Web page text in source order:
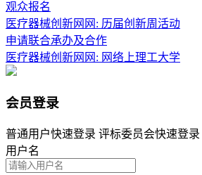
观众报名
医疗器械创新网网: 历届创新周活动
申请联合承办及合作
医疗器械创新网网: 网络上理工大学
会员登录
普通用户快速登录 评标委员会快速登录
用户名